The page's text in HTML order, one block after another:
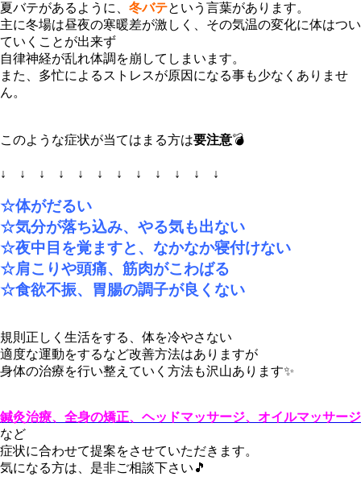
夏バテがあるように、 冬バテという言葉があります。
主に冬場は昼夜の寒暖差が激しく、その気温の変化に体はつい
ていくことが出来ず
自律神経が乱れ体調を崩してしまいます。
また、多忙によるストレスが原因になる事も少なくありませ
ん。
このような症状が当てはまる方は要注意💣
↓ ↓ ↓ ↓ ↓ ↓ ↓ ↓ ↓ ↓ ↓ ↓
☆体がだるい
☆気分が落ち込み、やる気も出ない
☆夜中目を覚ますと、なかなか寝付けない
☆肩こりや頭痛、筋肉がこわばる
☆食欲不振、胃腸の調子が良くない
規則正しく生活をする、体を冷やさない
適度な運動をするなど改善方法はありますが
身体の治療を行い整えていく方法も沢山あります✨
鍼灸治療、全身の矯正、ヘッドマッサージ、オイルマッサージ
など
症状に合わせて提案をさせていただきます。
気になる方は、是非ご相談下さい🎵